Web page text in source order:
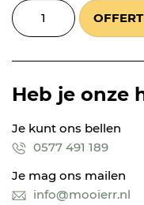
Heb je onze
Je kunt ons bellen
0577 491 189
Je mag ons mailen
info@mooierr.nl